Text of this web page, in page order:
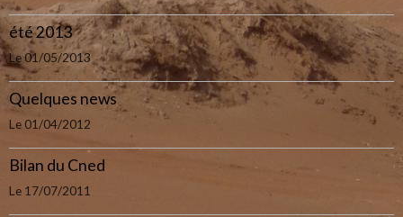
été 2013
Le 01/05/2013
Quelques news
Le 01/04/2012
Bilan du Cned
Le 17/07/2011